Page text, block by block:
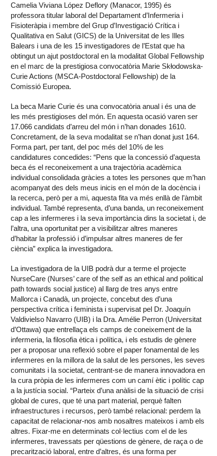
Camelia Viviana López Deflory (Manacor, 1995) és
professora titular laboral del Departament d’Infermeria i
Fisioteràpia i membre del Grup d’Investigació Crítica i
Qualitativa en Salut (GICS) de la Universitat de les Illes
Balears i una de les 15 investigadores de l’Estat que ha
obtingut un ajut postdoctoral en la modalitat Global Fellowship
en el marc de la prestigiosa convocatòria Marie Skłodowska-
Curie Actions (MSCA-Postdoctoral Fellowship) de la
Comissió Europea.
La beca Marie Curie és una convocatòria anual i és una de
les més prestigioses del món. En aquesta ocasió varen ser
17.066 candidats d’arreu del món i n’han donades 1610.
Concretament, de la seva modalitat se n’han donat just 164.
Forma part, per tant, del poc més del 10% de les
candidatures concedides: “Pens que la concessió d’aquesta
beca és el reconeixement a una trajectòria acadèmica
individual consolidada gràcies a totes les persones que m’han
acompanyat des dels meus inicis en el món de la docència i
la recerca, però per a mi, aquesta fita va més enllà de l’àmbit
individual. També representa, d’una banda, un reconeixement
cap a les infermeres i la seva importància dins la societat i, de
l’altra, una oportunitat per a visibilitzar altres maneres
d’habitar la professió i d’impulsar altres maneres de fer
ciència” explica la investigadora.
La investigadora de la UIB podrà dur a terme el projecte
NurseCare (Nurses’ care of the self as an ethical and political
path towards social justice) al llarg de tres anys entre
Mallorca i Canadà, un projecte, concebut des d’una
perspectiva crítica i feminista i supervisat pel Dr. Joaquín
Valdivielso Navarro (UIB) i la Dra. Amélie Perron (Universitat
d’Ottawa) que entrellaça els camps de coneixement de la
infermeria, la filosofia ètica i política, i els estudis de gènere
per a proposar una reflexió sobre el paper fonamental de les
infermeres en la millora de la salut de les persones, les seves
comunitats i la societat, centrant-se de manera innovadora en
la cura pròpia de les infermeres com un camí ètic i polític cap
a la justícia social. “Parteix d’una anàlisi de la situació de crisi
global de cures, que té una part material, perquè falten
infraestructures i recursos, però també relacional: perdem la
capacitat de relacionar-nos amb nosaltres mateixos i amb els
altres. Fixar-me en determinats col·lectius com el de les
infermeres, travessats per qüestions de gènere, de raça o de
precarització laboral, entre d’altres, és una forma per